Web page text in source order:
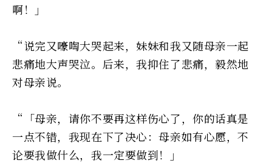
啊！」
“说完又嚎啕大哭起来，妹妹和我又随母亲一起
悲痛地大声哭泣。后来，我抑住了悲痛，毅然地
对母亲说。
“「母亲，请你不要再这样伤心了，你的话真是
一点不错，我现在下了决心：母亲如有心愿，不
论要我做什么，我一定要做到！」